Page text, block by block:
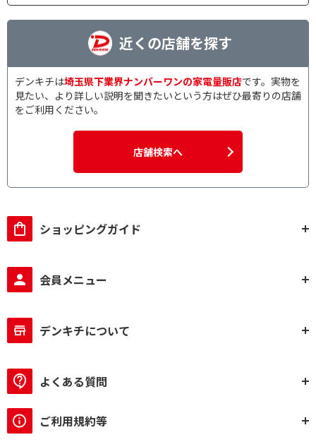
近くの店舗を探す
デンキチは埼玉県下業界ナンバーワンの家電量販店です。実物を
見たい、より詳しい説明を聞きたいという方はぜひ最寄りの店舗
をご利用ください。
店舗検索へ
ショッピングガイド
会員メニュー
デンキチについて
よくある質問
ご利用規約等